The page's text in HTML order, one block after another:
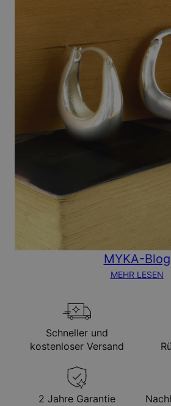
MYKA-Blog
MEHR LESEN
Schneller und
kostenloser Versand
2 Jahre Garantie